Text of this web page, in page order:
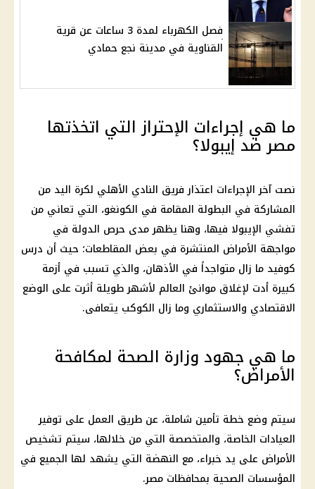
فصل الكهرباء لمدة 3 ساعات عن قرية
القناوية في مدينة نجع حمادي
ما هي إجراءات الإحتراز التي اتخذتها
مصر ضد إيبولا؟
نصت آخر الإجراءات اعتذار فريق النادي الأهلي لكرة اليد من
المشاركة في البطولة المقامة في الكونغو، التي تعاني من
تفشي الإيبولا فيها، وهنا يظهر مدى حرص الدولة في
مواجهة الأمراض المنتشرة في بعض المقاطعات؛ حيث أن درس
كوفيد ما زال متواجداً في الأذهان، والذي تسبب في أزمة
كبيرة أدت لإغلاق موانئ العالم لأشهر طويلة أثرت على الوضع
الاقتصادي والاستثماري وما زال الكوكب يتعافى.
ما هي جهود وزارة الصحة لمكافحة
الأمراض؟
سيتم وضع خطة تأمين شاملة، عن طريق العمل على توفير
العيادات الخاصة، والمتخصصة التي من خلالها، سيتم تشخيص
الأمراض على يد خبراء، مع النهضة التي يشهد لها الجميع في
المؤسسات الصحية بمحافظات مصر.